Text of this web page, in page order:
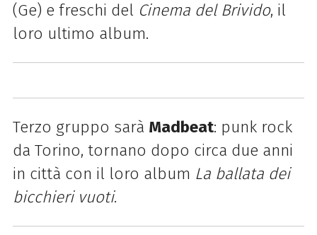
(Ge) e freschi del Cinema del Brivido, il
loro ultimo album.
Terzo gruppo sarà Madbeat: punk rock
da Torino, tornano dopo circa due anni
in città con il loro album La ballata dei
bicchieri vuoti.